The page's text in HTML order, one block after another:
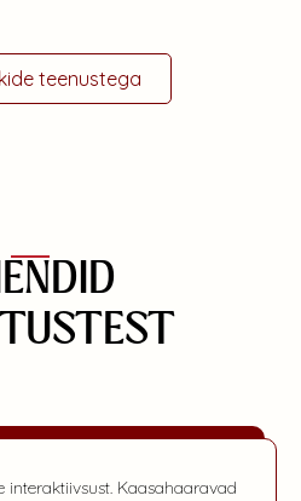
teenustega
interaktiivsust. Kaasahaaravad